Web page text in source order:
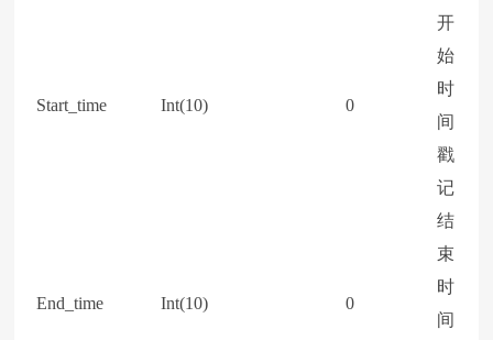
Start_time Int(10) 0
开
始
时
间
戳
记
End_time Int(10) 0
结
束
时
间